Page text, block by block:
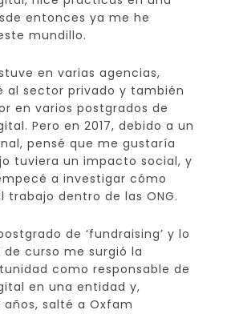
entonces ya me he
mundillo.
en varias agencias,
al sector privado y también
en varios postgrados de
Pero en 2017, debido a un
pensé que me gustaría
tuviera un impacto social, y
a investigar cómo
trabajo dentro de las ONG.
de ‘fundraising’ y lo
curso me surgió la
como responsable de
en una entidad y,
años, salté a Oxfam